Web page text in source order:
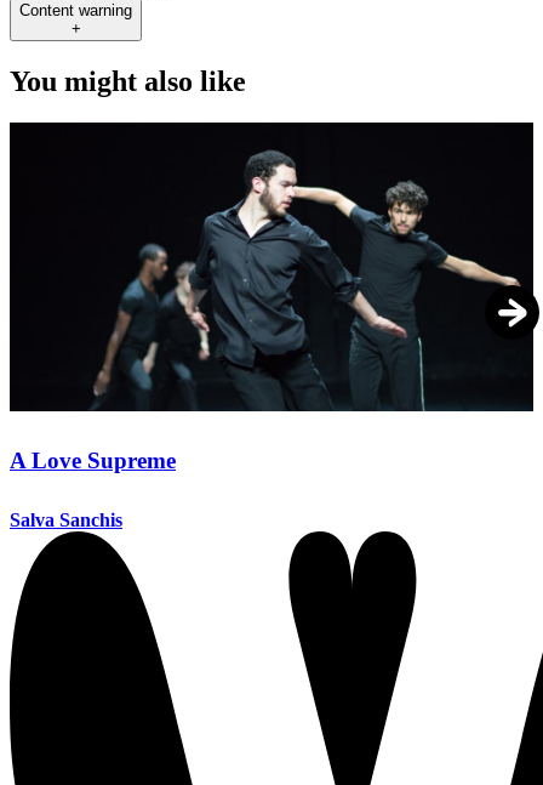
Content warning
+
You might also like
A Love Supreme
Salva Sanchis